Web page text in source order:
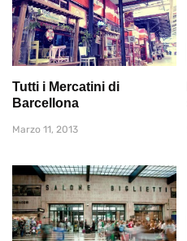
Tutti i Mercatini di
Barcellona
Marzo 11, 2013